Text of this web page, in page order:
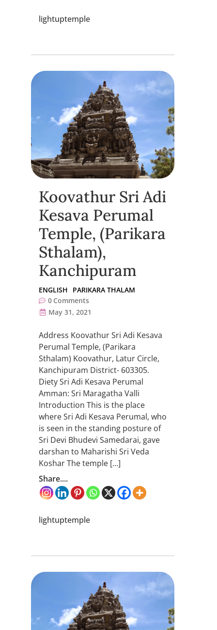
lightuptemple
Koovathur Sri Adi
Kesava Perumal
Temple, (Parikara
Sthalam),
Kanchipuram
ENGLISH
PARIKARA THALAM
0 Comments
May 31, 2021
Address Koovathur Sri Adi Kesava
Perumal Temple, (Parikara
Sthalam) Koovathur, Latur Circle,
Kanchipuram District- 603305.
Diety Sri Adi Kesava Perumal
Amman: Sri Maragatha Valli
Introduction This is the place
where Sri Adi Kesava Perumal, who
is seen in the standing posture of
Sri Devi Bhudevi Samedarai, gave
darshan to Maharishi Sri Veda
Koshar The temple […]
Share....
lightuptemple